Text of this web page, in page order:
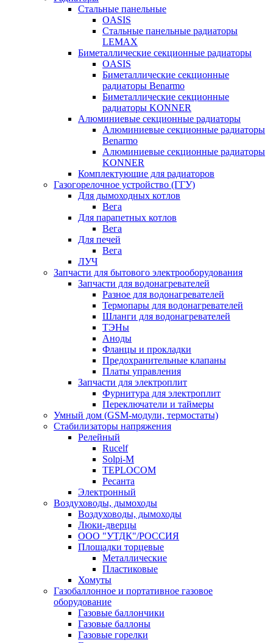
Стальные панельные
OASIS
Стальные панельные радиаторы
LEMAX
Биметаллические секционные радиаторы
OASIS
Биметаллические секционные
радиаторы Benarmo
Биметаллические секционные
радиаторы KONNER
Алюминиевые секционные радиаторы
Алюминиевые секционные радиаторы
Benarmo
Алюминиевые секционные радиаторы
KONNER
Комплектующие для радиаторов
Газогорелочное устройство (ГГУ)
Для дымоходных котлов
Вега
Для парапетных котлов
Вега
Для печей
Вега
ЛУЧ
Запчасти для бытового электрооборудования
Запчасти для водонагревателей
Разное для водонагревателей
Термопары для водонагревателей
Шланги для водонагревателей
ТЭНы
Аноды
Фланцы и прокладки
Предохранительные клапаны
Платы управления
Запчасти для электроплит
Фурнитура для электроплит
Переключатели и таймеры
Умный дом (GSM-модули, термостаты)
Cтабилизаторы напряжения
Релейный
Rucelf
Solpi-M
TEPLOCOM
Ресанта
Электронный
Воздуховоды, дымоходы
Воздуховоды, дымоходы
Люки-дверцы
ООО "УТДК"/РОССИЯ
Площадки торцевые
Металлические
Пластиковые
Хомуты
Газобаллонное и портативное газовое
оборудование
Газовые баллончики
Газовые баллоны
Газовые горелки